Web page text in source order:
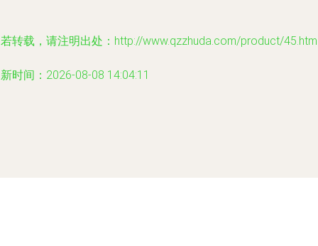
转载，请注明出处：http://www.qzzhuda.com/product/
时间：2026-08-08 14:04:11